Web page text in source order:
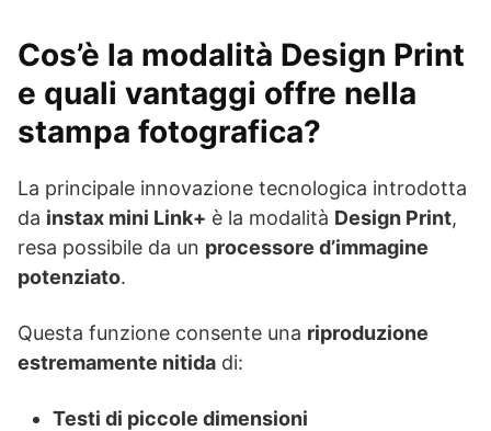
Cos’è la modalità Design Print
e quali vantaggi offre nella
stampa fotografica?
La principale innovazione tecnologica introdotta
da instax mini Link+ è la modalità Design Print,
resa possibile da un processore d’immagine
potenziato.
Questa funzione consente una riproduzione
estremamente nitida di:
Testi di piccole dimensioni